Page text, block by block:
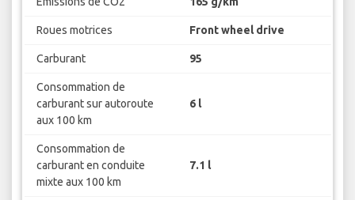
Roues motrices Front wheel drive
Carburant 95
Consommation de
carburant sur autoroute
aux 100 km
6 l
Consommation de
carburant en conduite
mixte aux 100 km
7.1 l